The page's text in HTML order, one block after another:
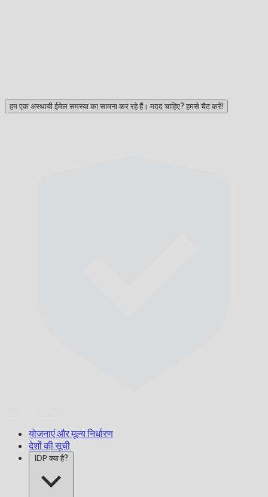
हम एक अस्थायी ईमेल समस्या का सामना कर रहे हैं। मदद चाहिए? हमसे चैट करें!
योजनाएं और मूल्य निर्धारण
देशों की सूची
IDP क्या है?